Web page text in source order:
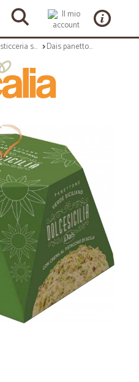
Pasticceria secca Dais panettone farcito con crema di pistacchio di Sicilia gr.800